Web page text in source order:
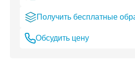
Получить бесплатные
Обсудить цену